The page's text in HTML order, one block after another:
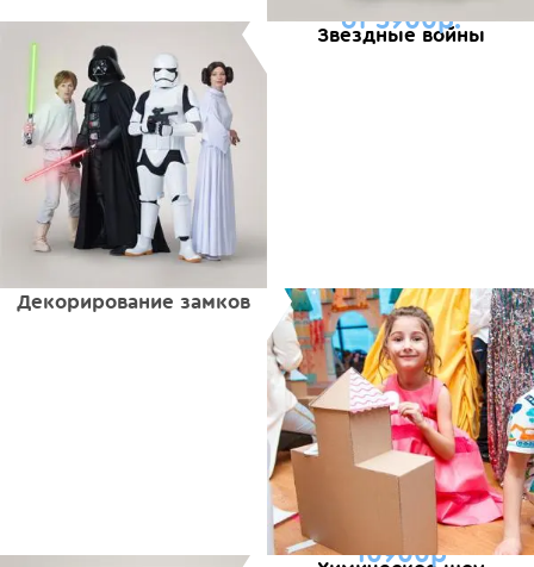
Звездные войны
от 5900р.
Декорирование замков
10900р